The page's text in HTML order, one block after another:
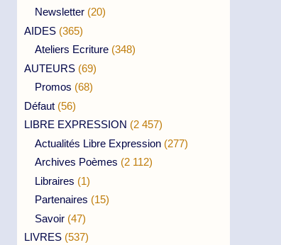
Newsletter (20)
AIDES (365)
Ateliers Ecriture (348)
AUTEURS (69)
Promos (68)
Défaut (56)
LIBRE EXPRESSION (2 457)
Actualités Libre Expression (277)
Archives Poèmes (2 112)
Libraires (1)
Partenaires (15)
Savoir (47)
LIVRES (537)